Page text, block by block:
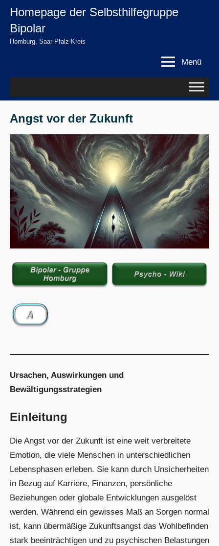
springen
Zum
springen
Homepage der Selbsthilfegruppe
Bipolar
Homburg, Saar-Pfalz-Kreis
Menü
Angst vor der Zukunft
Ursachen, Auswirkungen und
Bewältigungsstrategien
Einleitung
Die Angst vor der Zukunft ist eine weit verbreitete
Emotion, die viele Menschen in unterschiedlichen
Lebensphasen erleben. Sie kann durch Unsicherheiten
in Bezug auf Karriere, Finanzen, persönliche
Beziehungen oder globale Entwicklungen ausgelöst
werden. Während ein gewisses Maß an Sorgen normal
ist, kann übermäßige Zukunftsangst das Wohlbefinden
stark beeinträchtigen und zu psychischen Belastungen